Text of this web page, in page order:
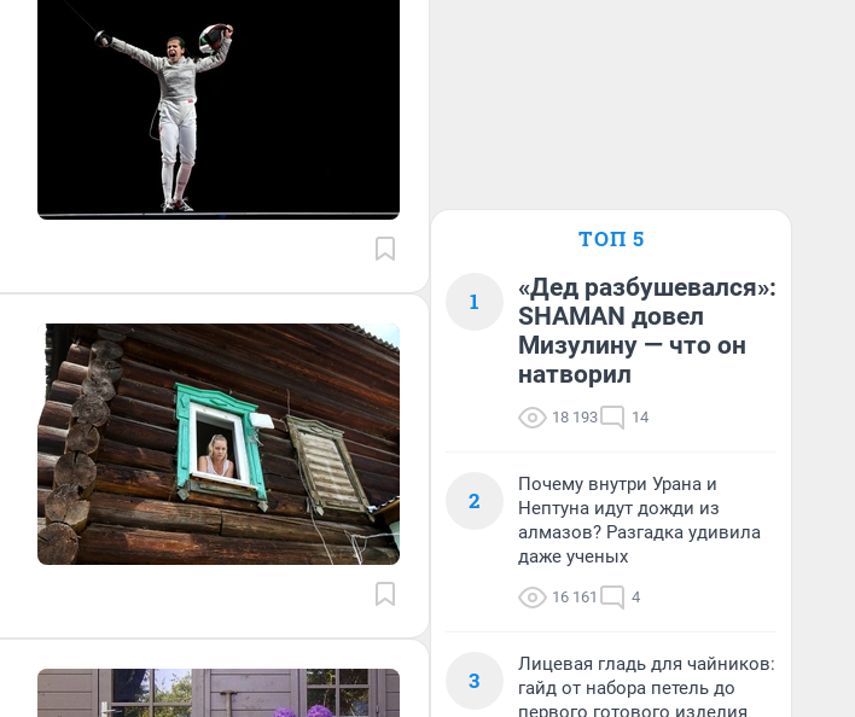
ТОП 5
1
«Дед разбушевался»:
SHAMAN довел
Мизулину — что он
натворил
18 193 14
2
Почему внутри Урана и
Нептуна идут дожди из
алмазов? Разгадка удивила
даже ученых
16 161 4
3
Лицевая гладь для чайников:
гайд от набора петель до
первого готового изделия